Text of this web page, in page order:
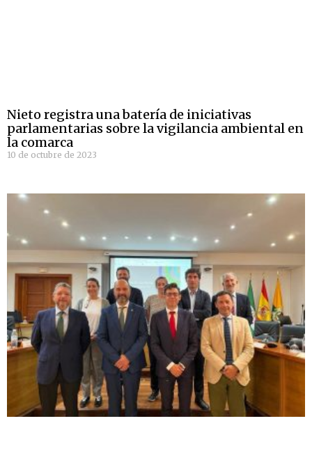
Nieto registra una batería de iniciativas
parlamentarias sobre la vigilancia ambiental en
la comarca
10 de octubre de 2023